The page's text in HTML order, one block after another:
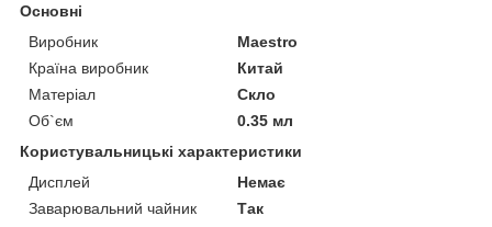
Основні
Виробник
Maestro
Країна виробник
Китай
Матеріал
Скло
Об`єм
0.35 мл
Користувальницькі характеристики
Дисплей
Немає
Заварювальний чайник
Так